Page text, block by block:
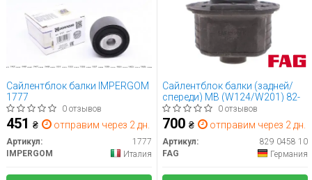
Сайлентблок балки IMPERGOM
1777
0 отзывов
451 ₴ отправим через 2 дн.
Артикул:
1777
IMPERGOM
Италия
Сайлентблок балки (задней/
спереди) MB (W124/W201) 82-
0 отзывов
700 ₴ отправим через 2 дн.
Артикул:
829 0458 10
FAG
Германия